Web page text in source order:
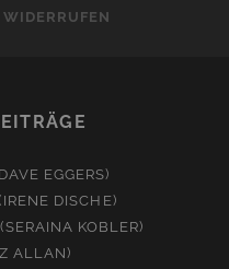
EGGERS)
DISCHE)
KOBLER)
ALLAN)